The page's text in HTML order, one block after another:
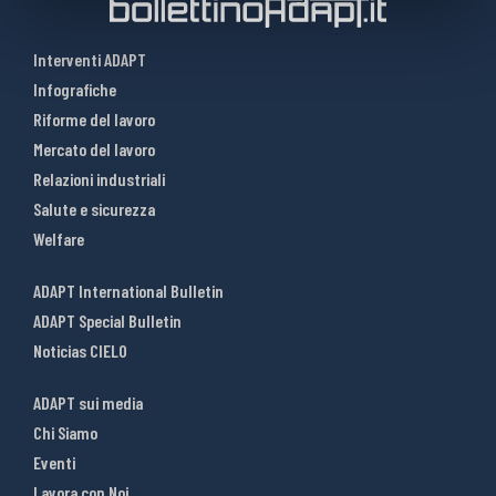
Interventi ADAPT
Infografiche
Riforme del lavoro
Mercato del lavoro
Relazioni industriali
Salute e sicurezza
Welfare
ADAPT International Bulletin
ADAPT Special Bulletin
Noticias CIELO
ADAPT sui media
Chi Siamo
Eventi